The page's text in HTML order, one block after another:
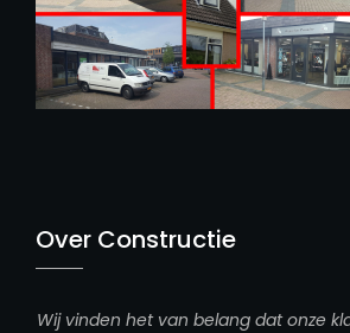
Over Constructie
Wij vinden het van belang dat onze